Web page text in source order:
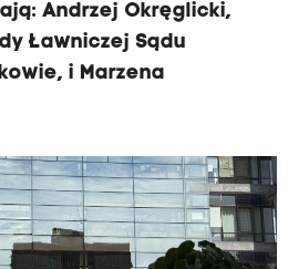
Andrzej Okręglicki,
Ławniczej Sądu
i Marzena